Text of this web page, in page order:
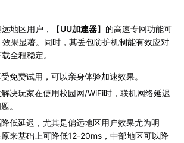
地区用户，【UU加速器】的高速专网功能可
果显著。同时，其丢包防护机制能有效应对
全程稳定。
受免费试用，可以亲身体验加速效果。
解决玩家在使用校园网/WiFi时，联机网络延迟
。
降低延迟，尤其是偏远地区用户效果尤为明
来基础上可降低12-20ms，中部地区可以降